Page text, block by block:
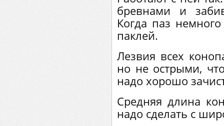
бревнами и
Когда паз
паклей.
Лезвия всех
но не острыми,
надо хорошо
Средняя длина
надо сделать с